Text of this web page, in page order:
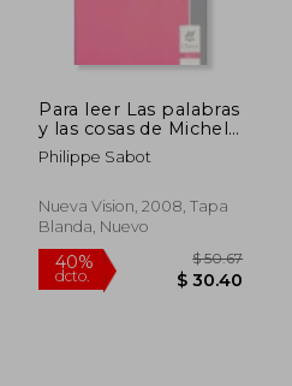
45%
dcto. $ 29.15
Para leer Las palabras
y las cosas de Michel
Foucault
Philippe Sabot
Nueva Vision, 2008, Tapa
Blanda, Nuevo